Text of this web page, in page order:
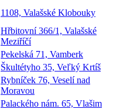
1108, Valašské Klobouky
Hřbitovní 366/1, Valašské
Meziříčí
Pekelská 71, Vamberk
Škultétyho 35, Veľký Krtíš
Rybníček 76, Veselí nad
Moravou
Palackého nám. 65, Vlašim